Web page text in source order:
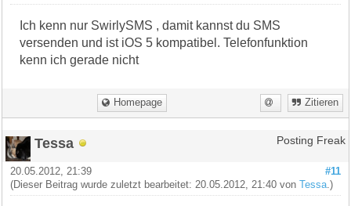
Ich kenn nur SwirlySMS , damit kannst du SMS
versenden und ist iOS 5 kompatibel. Telefonfunktion
kenn ich gerade nicht
Homepage Zitieren
Tessa Posting Freak
#11
20.05.2012, 21:39
(Dieser Beitrag wurde zuletzt bearbeitet: 20.05.2012, 21:40 vonTessa .)